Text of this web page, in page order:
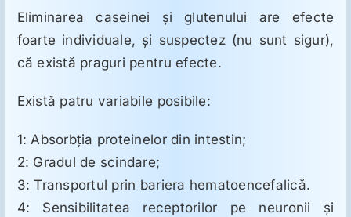
Dietă
ORL
Oncologie
Eliminarea caseinei şi glutenului are efecte
foarte individuale, şi suspectez (nu sunt sigur),
că există praguri pentru efecte.
Există patru variabile posibile:
1: Absorbţia proteinelor din intestin;
2: Gradul de scindare;
3: Transportul prin bariera hematoencefalică.
4: Sensibilitatea receptorilor pe neuronii şi